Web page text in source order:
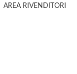
AREA RIVENDITORI